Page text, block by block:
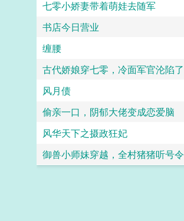
七零小娇妻带着萌娃去随军
书店今日营业
缠腰
古代娇娘穿七零，冷面军官沦陷了
风月债
偷亲一口，阴郁大佬变成恋爱脑
风华天下之摄政狂妃
御兽小师妹穿越，全村猪猪听号令